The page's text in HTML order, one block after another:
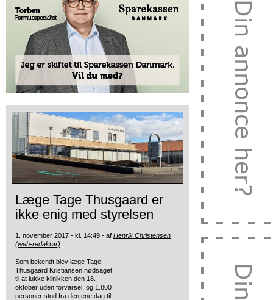
Læge Tage Thusgaard er
ikke enig med styrelsen
1. november 2017 - kl. 14:49 - af Henrik Christensen
(web-redaktør)
Som bekendt blev læge Tage
Thusgaard Kristiansen nødsaget
til at lukke klinikken den 18.
oktober uden forvarsel, og 1.800
personer stod fra den ene dag til